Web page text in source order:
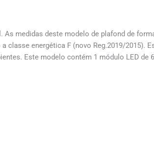
medidas deste modelo de plafond de
classe energética F (novo Reg.2019/2015).
Este modelo contém 1 módulo LED de